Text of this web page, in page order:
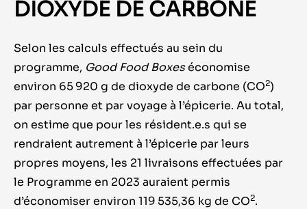
DIOXYDE DE CARBONE
Selon les calculs effectués au sein du
programme, Good Food Boxeséconomise
environ 65 920 g de dioxyde de carbone (CO2)
par personne et par voyage à l’épicerie. Au total,
on estime que pour les résident.e.s qui se
rendraient autrement à l’épicerie par leurs
propres moyens, les 21 livraisons effectuées par
le Programme en 2023 auraient permis
d’économiser environ 119 535,36 kg de CO2.